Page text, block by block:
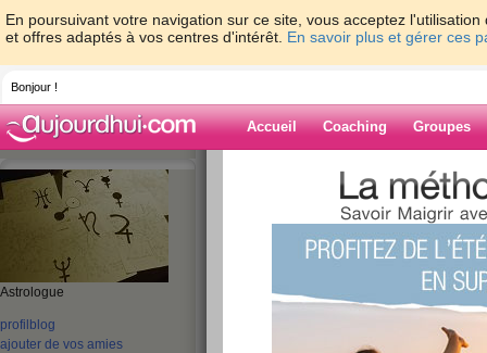
En poursuivant votre navigation sur ce site, vous acceptez
et offres adaptés à vos centres d'intérêt. En savoir plus et gérer ces
Bonjour !
Accueil Coaching Groupes
Astrologue
profil blog
ajouter de vos amies
> ValerieDarmandy
Blog de
3 Suiv.